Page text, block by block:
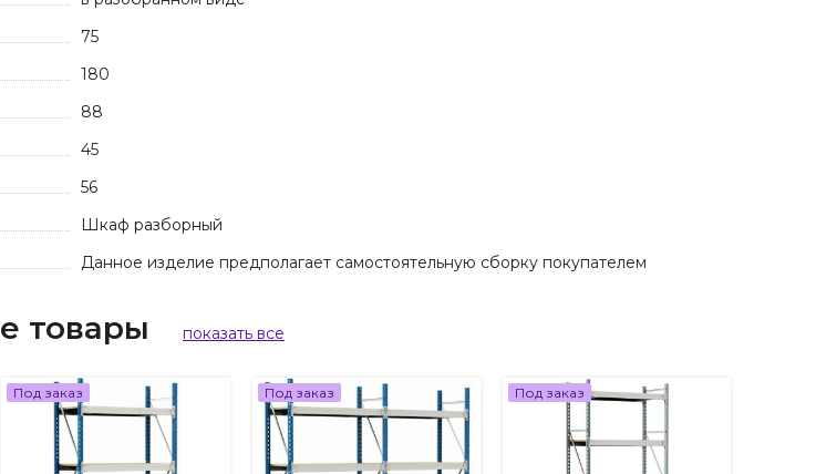
75
180
88
45
56
Шкаф разборный
Данное изделие предполагает самостоятельную сборку покупателем
товары показать все
Под заказ Под заказ Под заказ